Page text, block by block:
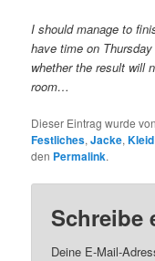
I should manage to
have time on
whether the result will
room…
Dieser Eintrag wurde
Festliches,Jacke,Kleid
den Permalink.
Schreibe
Deine E-Mail-